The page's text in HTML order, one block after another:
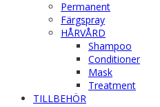
Permanent
Färgspray
HÅRVÅRD
Shampoo
Conditioner
Mask
Treatment
TILLBEHÖR